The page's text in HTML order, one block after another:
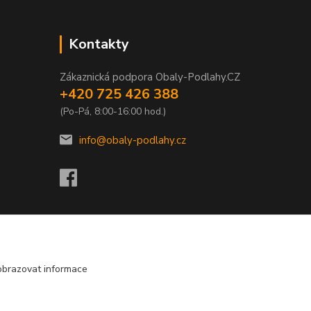
Kontakty
Zákaznická podpora Obaly-Podlahy.CZ
+420 725 426 388
(Po-Pá, 8:00-16:00 hod.)
info@obaly-podlahy.cz
informace